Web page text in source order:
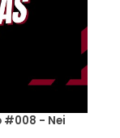
#008 - Nei